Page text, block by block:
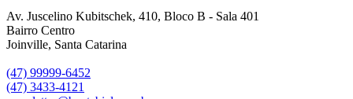
Av. Juscelino Kubitschek, 410, Bloco B - Sala 401
Bairro Centro
Joinville, Santa Catarina
(47) 99999-6452
(47) 3433-4121